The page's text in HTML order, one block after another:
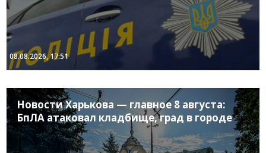
08.08.2026, 17:51
Новости Харькова — главное 8 августа:
БпЛА атаковал кладбище, град в городе